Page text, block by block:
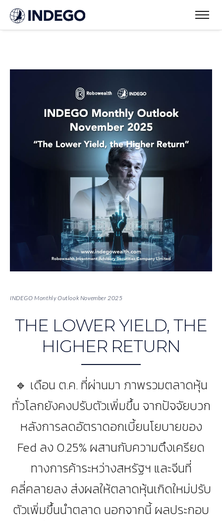
INDEGO Monthly Outlook November 2025
THE LOWER YIELD, THE
HIGHER RETURN
🔹 เดือน ต.ค. ที่ผ่านมา ภาพรวมตลาดหุ้น
ทั่วโลกยังคงปรับตัวเพิ่มขึ้น จากปัจจัยบวก
หลังการลดอัตราดอกเบี้ยนโยบายของ
Fed ลง 0.25% ผสานกับความตึงเครียด
ทางการค้าระหว่างสหรัฐฯ และจีนที่
คลี่คลายลง ส่งผลให้ตลาดหุ้นเกิดใหม่ปรับ
ตัวเพิ่มขึ้นนำตลาด นอกจากนี้ ผลประกอบ